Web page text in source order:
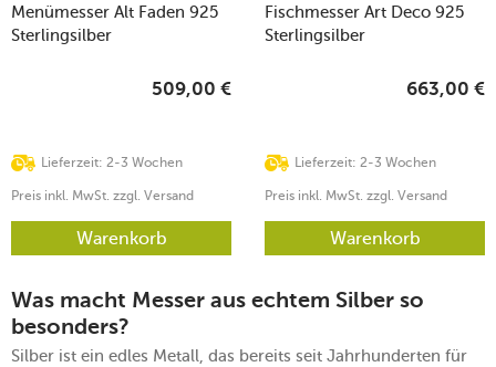
Menümesser Alt Faden 925
Sterlingsilber
Lieferzeit: 2-3 Wochen
509,00 €
Preis inkl. MwSt. zzgl. Versand
Warenkorb
Fischmesser Art Deco 925
Sterlingsilber
Lieferzeit: 2-3 Wochen
663,00 €
Preis inkl. MwSt. zzgl. Versand
Warenkorb
Was macht Messer aus echtem Silber so
besonders?
Silber ist ein edles Metall, das bereits seit Jahrhunderten für